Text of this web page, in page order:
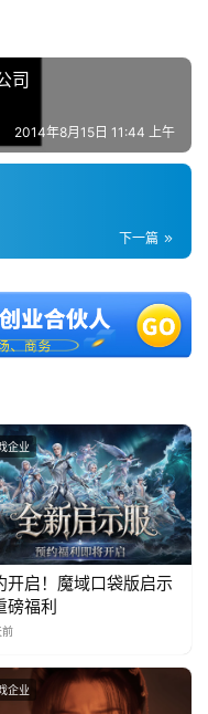
司
2014年8月15日 11:44 上午
下一篇
企业
开启！魔域口袋版启示
磅福利
前
企业